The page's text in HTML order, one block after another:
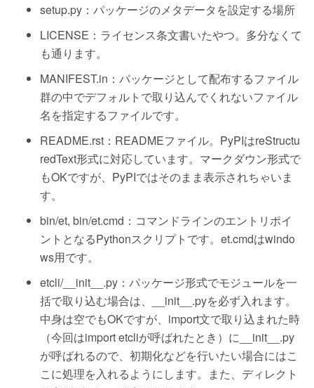
setup.py：パッケージのメタデータを設定する場所
LICENSE：ライセンス条文書いたやつ。多分なくて
も通ります。
MANIFEST.in：パッケージとして配布するファイル
群の中でデフォルトで取り込んでくれないファイル
名を指定するファイルです。
README.rst：READMEファイル。PyPIはreStructu
redText形式に対応しています。マークダウン形式で
もOKですが、PyPIではそのまま表示されちゃいま
す。
bin/et, bin/et.cmd：コマンドラインのエントリポイ
ントとなるPythonスクリプトです。et.cmdはwindo
ws用です。
etcli/__init__.py：パッケージ形式でモジュールを一
括で取り込む場合は、__init__.pyを必ず入れます。
中身は空でもOKですが、import文で取り込まれた時
（今回はimport etcliが呼ばれたとき）に__init__.py
が呼ばれるので、初期化などを行いたい場合にはこ
こに処理を入れるようにします。また、ディレクト